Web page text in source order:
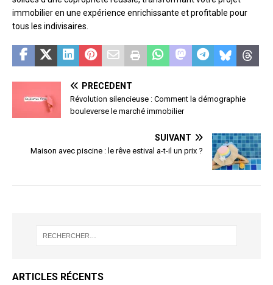
immobilier en une expérience enrichissante et profitable pour
tous les indivisaires.
PRÉCÉDENT
Révolution silencieuse : Comment la démographie
bouleverse le marché immobilier
SUIVANT
Maison avec piscine : le rêve estival a-t-il un prix ?
ARTICLES RÉCENTS